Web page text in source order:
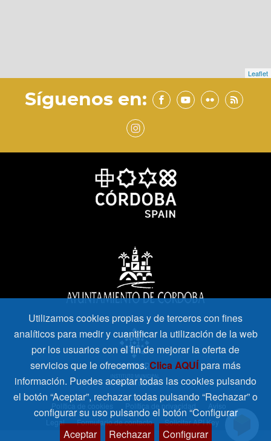
Leaflet
Síguenos en:
Política de cookies Política de privacidad
Legal
Formulario de contacto Solicitar API Key
Utilizamos cookies propias y de terceros con fines
analíticos para medir y cuantificar la utilización de la web
por los usuarios con el fin de mejorar la oferta de
servicios que le ofrecemos. Clica AQUÍpara más
información. Puedes aceptar todas las cookies pulsando
el botón “Aceptar”, rechazar todas pulsando “Rechazar” o
configurar su uso pulsando el botón “Configurar
Aceptar
Rechazar Configurar